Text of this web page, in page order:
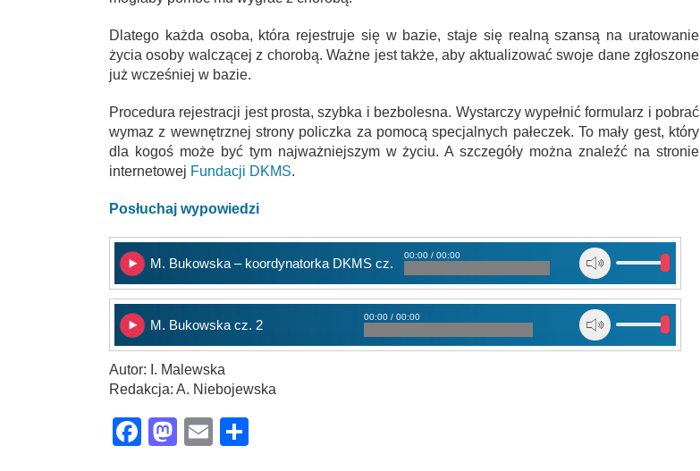
Dlatego każda osoba, która rejestruje się w bazie, staje się realną szansą na uratowanie
życia osoby walczącej z chorobą. Ważne jest także, aby aktualizować swoje dane zgłoszone
już wcześniej w bazie.
Procedura rejestracji jest prosta, szybka i bezbolesna. Wystarczy wypełnić formularz i pobrać
wymaz z wewnętrznej strony policzka za pomocą specjalnych pałeczek. To mały gest, który
dla kogoś może być tym najważniejszym w życiu. A szczegóły można znaleźć na stronie
internetowej Fundacji DKMS.
Posłuchaj wypowiedzi
M. Bukowska – koordynatorka DKMS cz. 1
00:00 / 00:00
M. Bukowska cz. 2
00:00 / 00:00
Autor: I. Malewska
Redakcja: A. Niebojewska
Facebook
Mastodon
Email